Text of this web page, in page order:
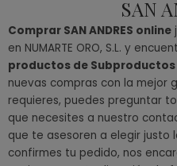
SAN
Comprar SAN ANDRES online
en NUMARTE ORO, S.L. y
productos de Subproductos
nuevas compras con la mejor
requieres, puedes preguntar
que necesites a nuestro
que te asesoren a elegir justo
confirmes tu pedido, nos